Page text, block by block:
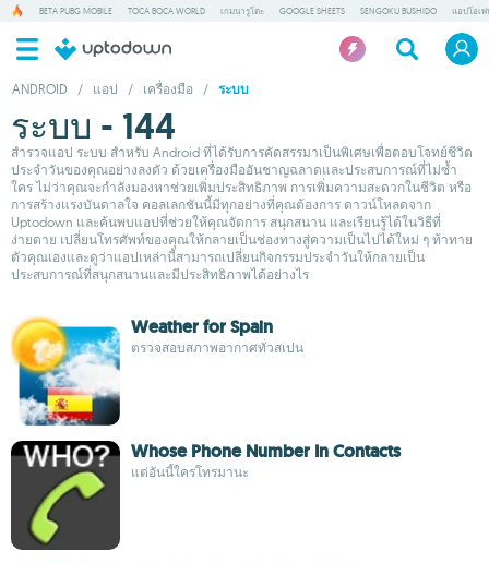
BETA PUBG MOBILE TOCA BOCA WORLD เกมนารูโตะ GOOGLE SHEETS SENGOKU BUSHIDO แอปโอเ
ANDROID / แอป / เครื่องมือ / ระบบ
ระบบ - 144
สำรวจแอป ระบบ สำหรับ Android ที่ได้รับการคัดสรรมาเป็นพิเศษเพื่อตอบโจทย์ชีวิต
ประจำวันของคุณอย่างลงตัว ด้วยเครื่องมืออันชาญฉลาดและประสบการณ์ที่ไม่ซ้ำ
ใคร ไม่ว่าคุณจะกำลังมองหาช่วยเพิ่มประสิทธิภาพ การเพิ่มความสะดวกในชีวิต หรือ
การสร้างแรงบันดาลใจ คอลเลกชันนี้มีทุกอย่างที่คุณต้องการ ดาวน์โหลดจาก
Uptodown และค้นพบแอปที่ช่วยให้คุณจัดการ สนุกสนาน และเรียนรู้ได้ในวิธีที่
ง่ายดาย เปลี่ยนโทรศัพท์ของคุณให้กลายเป็นช่องทางสู่ความเป็นไปได้ใหม่ ๆ ท้าทาย
ตัวคุณเองและดูว่าแอปเหล่านี้สามารถเปลี่ยนกิจกรรมประจำวันให้กลายเป็น
ประสบการณ์ที่สนุกสนานและมีประสิทธิภาพได้อย่างไร
Weather for Spain
ตรวจสอบสภาพอากาศทั่วสเปน
Whose Phone Number In Contacts
แต่อันนี้ใครโทรมานะ